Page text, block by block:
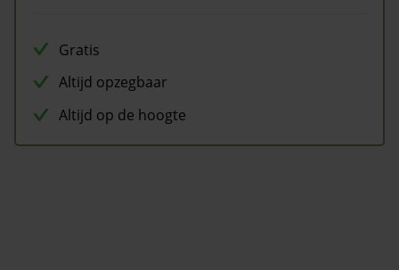
Gratis
Altijd opzegbaar
Altijd op de hoogte